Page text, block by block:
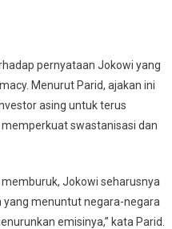
pernyataan Jokowi yang
Menurut Parid, ajakan ini
asing untuk terus
swastanisasi dan
Jokowi seharusnya
menuntut negara-negara
emisinya,” kata Parid.